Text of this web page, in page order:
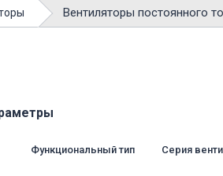
Вентиляторы постоянного
Функциональный тип Серия